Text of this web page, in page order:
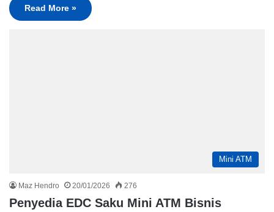
Read More »
Mini ATM
Maz Hendro 20/01/2026 276
Penyedia EDC Saku Mini ATM Bisnis